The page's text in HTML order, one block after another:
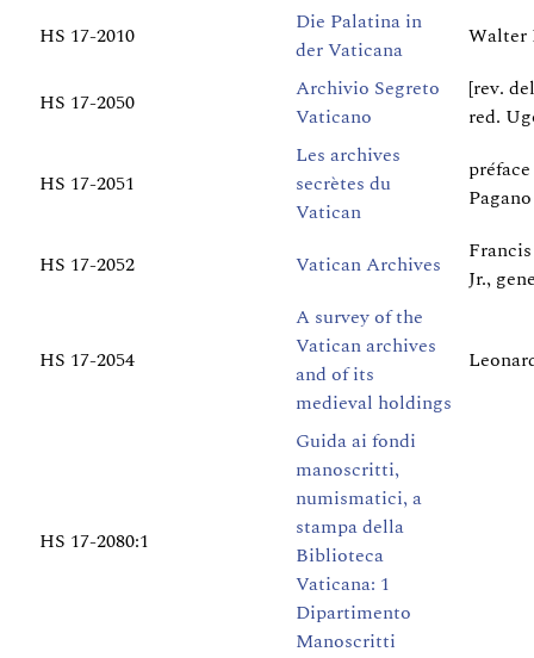
HS 17-2010
Die Palatina in
der Vaticana
Walter
HS 17-2050
Archivio Segreto
Vaticano
[rev.
red.
HS 17-2051
Les archives
secrètes du
Vatican
Pagano
HS 17-2052 Vatican Archives
Jr.,
HS 17-2054
A survey of the
Vatican archives
and of its
medieval holdings
HS 17-2080:1
Guida ai fondi
manoscritti,
numismatici, a
stampa della
Biblioteca
Vaticana: 1
Dipartimento
Manoscritti